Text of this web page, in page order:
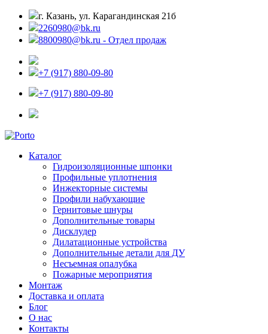
г. Казань, ул. Карагандинская 21б
2260980@bk.ru
8800980@bk.ru - Отдел продаж
+7 (917) 880-09-80
+7 (917) 880-09-80
Каталог
Гидроизоляционные шпонки
Профильные уплотнения
Инжекторные системы
Профили набухающие
Гернитовые шнуры
Дополнительные товары
Дисклудер
Дилатационные устройства
Дополнительные детали для ДУ
Несъемная опалубка
Пожарные мероприятия
Монтаж
Доставка и оплата
Блог
О нас
Контакты